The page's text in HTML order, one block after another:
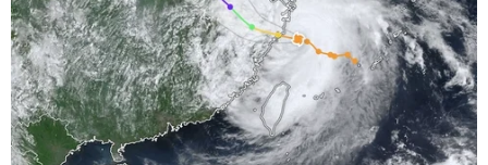
toàn cầu về ứng dụng AI trong công
việc
07/08/2026 23:38
Naver và NVIDIA tăng tốc xây dựng